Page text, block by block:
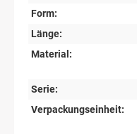
Form:
Länge:
Material:
Serie:
Verpackungseinheit: